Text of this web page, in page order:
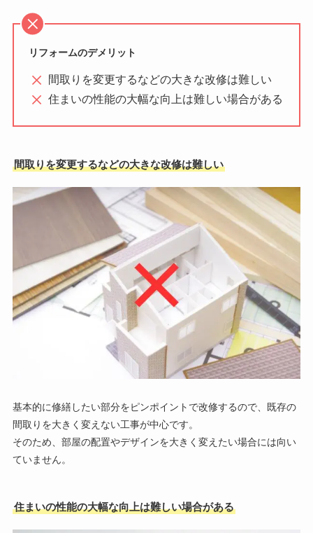
リフォームのデメリット
間取りを変更するなどの大きな改修は難しい
住まいの性能の大幅な向上は難しい場合がある
間取りを変更するなどの大きな改修は難しい
基本的に修繕したい部分をピンポイントで改修するので、既存の
間取りを大きく変えない工事が中心です。
そのため、部屋の配置やデザインを大きく変えたい場合には向い
ていません。
住まいの性能の大幅な向上は難しい場合がある